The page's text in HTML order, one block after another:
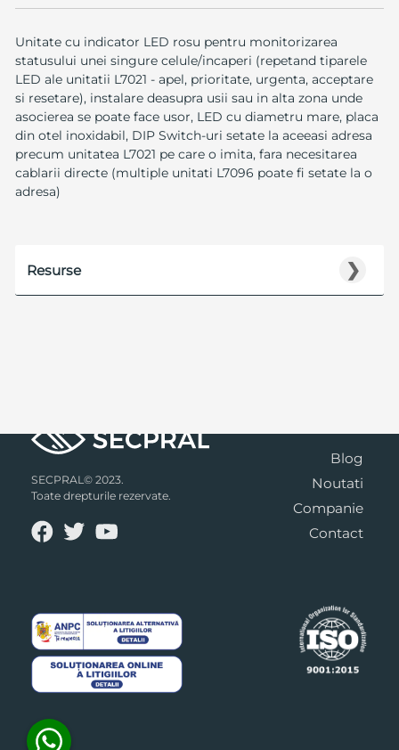
Unitate cu indicator LED rosu pentru monitorizarea
statusului unei singure celule/incaperi (repetand tiparele
LED ale unitatii L7021 - apel, prioritate, urgenta, acceptare
si resetare), instalare deasupra usii sau in alta zona unde
asocierea se poate face usor, LED cu diametru mare, placa
din otel inoxidabil, DIP Switch-uri setate la aceeasi adresa
precum unitatea L7021 pe care o imita, fara necesitarea
cablarii directe (multiple unitati L7096 poate fi setate la o
adresa)
❯
Resurse
SECPRAL© 2023.
Toate drepturile rezervate.
Blog
Noutati
Companie
Contact